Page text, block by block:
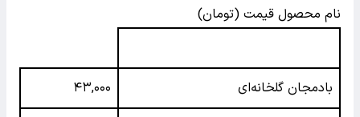
نام محصول قیمت (تومان)
بادمجان گلخانه‌ای ۴۳,۰۰۰